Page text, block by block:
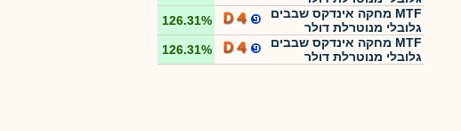
MTF מחקה אינדקס שבבים
גלובלי מנוטרלת דולר
126.31%
MTF מחקה אינדקס שבבים
גלובלי מנוטרלת דולר
126.31%